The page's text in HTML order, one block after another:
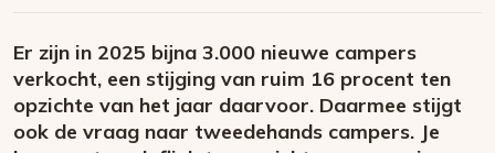
Er zijn in 2025 bijna 3.000 nieuwe campers
verkocht, een stijging van ruim 16 procent ten
opzichte van het jaar daarvoor. Daarmee stijgt
ook de vraag naar tweedehands campers. Je